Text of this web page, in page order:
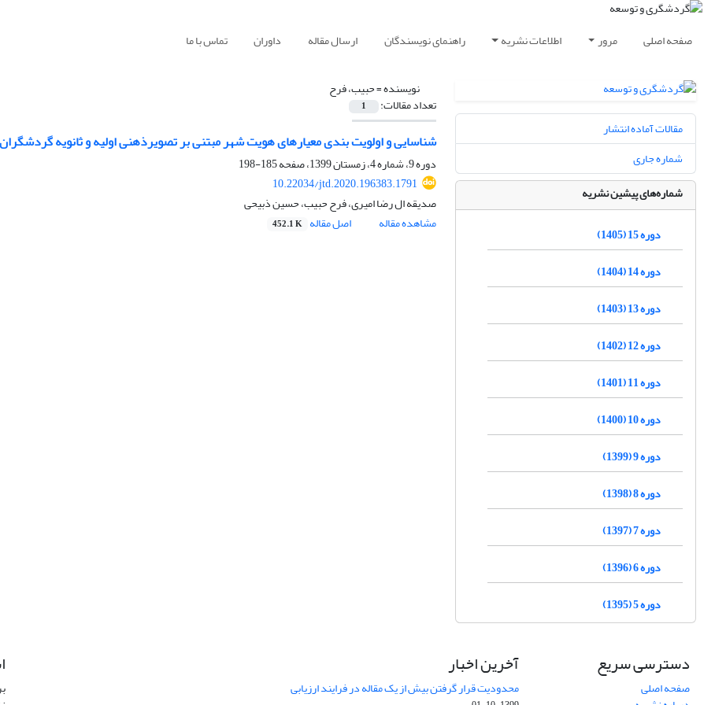
صفحه اصلی مرور اطلاعات نشریه راهنمای نویسندگان ارسال مقاله داوران تماس با ما
نویسنده =حبیب، فرح
تعداد مقالات: 1
شناسایی و اولویت بندی معیارهای هویت شهر مبتنی بر تصویرذهنی اولیه و ثانویه
دوره 9، شماره 4، زمستان 1399، صفحه
185-198
10.22034/jtd.2020.196383.1791
صدیقه ال رضا امیری، فرح حبیب، حسین ذبیحی
مشاهده مقاله
اصل مقاله 452.1 K
مقالات آماده انتشار
شماره جاری
شماره‌های پیشین نشریه
دوره 15 (1405)
دوره 14 (1404)
دوره 13 (1403)
دوره 12 (1402)
دوره 11 (1401)
دوره 10 (1400)
دوره 9 (1399)
دوره 8 (1398)
دوره 7 (1397)
دوره 6 (1396)
دوره 5 (1395)
دسترسی سریع
صفحه اصلی
آخرین اخبار
محدودیت قرار گرفتن بیش از یک مقاله در فرایند ارزیابی